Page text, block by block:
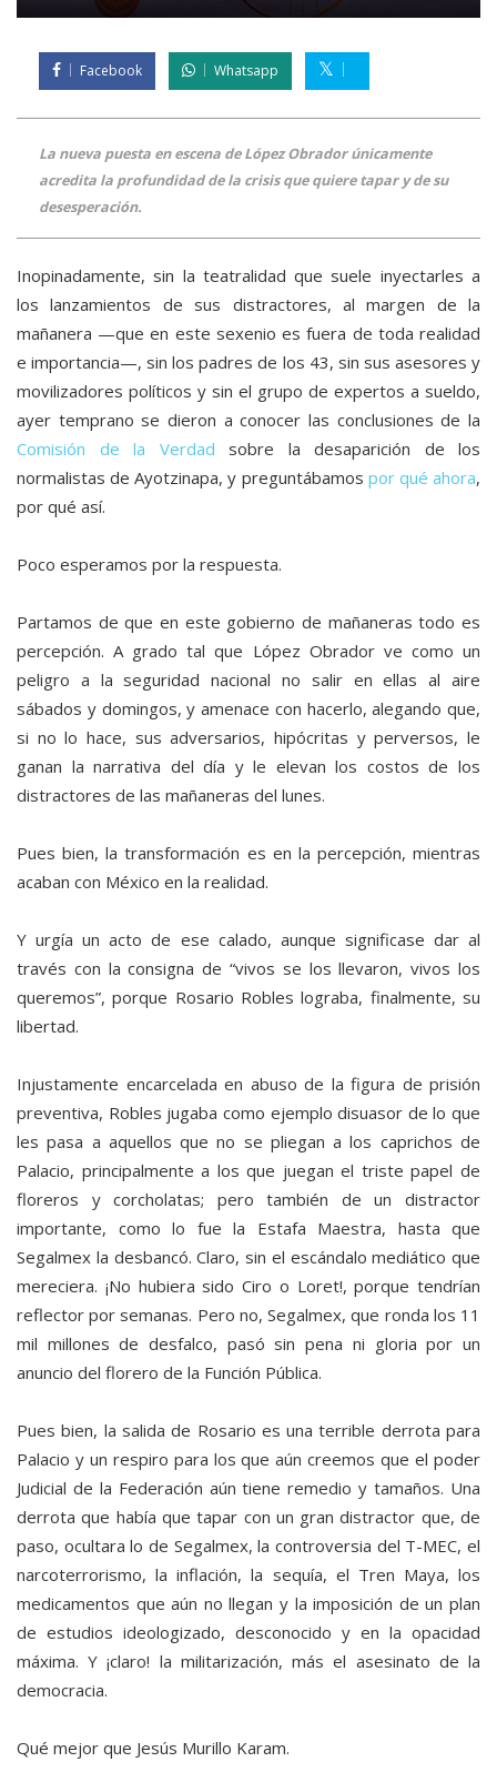
Facebook Whatsapp
La nueva puesta en escena de López Obrador únicamente
acredita la profundidad de la crisis que quiere tapar y de su
desesperación.
Inopinadamente, sin la teatralidad que suele inyectarles a
los lanzamientos de sus distractores, al margen de la
mañanera —que en este sexenio es fuera de toda realidad
e importancia—, sin los padres de los 43, sin sus asesores y
movilizadores políticos y sin el grupo de expertos a sueldo,
ayer temprano se dieron a conocer las conclusiones de la
Comisión de la Verdad sobre la desaparición de los
normalistas de Ayotzinapa, y preguntábamos por qué ahora,
por qué así.
Poco esperamos por la respuesta.
Partamos de que en este gobierno de mañaneras todo es
percepción. A grado tal que López Obrador ve como un
peligro a la seguridad nacional no salir en ellas al aire
sábados y domingos, y amenace con hacerlo, alegando que,
si no lo hace, sus adversarios, hipócritas y perversos, le
ganan la narrativa del día y le elevan los costos de los
distractores de las mañaneras del lunes.
Pues bien, la transformación es en la percepción, mientras
acaban con México en la realidad.
Y urgía un acto de ese calado, aunque significase dar al
través con la consigna de “vivos se los llevaron, vivos los
queremos”, porque Rosario Robles lograba, finalmente, su
libertad.
Injustamente encarcelada en abuso de la figura de prisión
preventiva, Robles jugaba como ejemplo disuasor de lo que
les pasa a aquellos que no se pliegan a los caprichos de
Palacio, principalmente a los que juegan el triste papel de
floreros y corcholatas; pero también de un distractor
importante, como lo fue la Estafa Maestra, hasta que
Segalmex la desbancó. Claro, sin el escándalo mediático que
mereciera. ¡No hubiera sido Ciro o Loret!, porque tendrían
reflector por semanas. Pero no, Segalmex, que ronda los 11
mil millones de desfalco, pasó sin pena ni gloria por un
anuncio del florero de la Función Pública.
Pues bien, la salida de Rosario es una terrible derrota para
Palacio y un respiro para los que aún creemos que el poder
Judicial de la Federación aún tiene remedio y tamaños. Una
derrota que había que tapar con un gran distractor que, de
paso, ocultara lo de Segalmex, la controversia del T-MEC, el
narcoterrorismo, la inflación, la sequía, el Tren Maya, los
medicamentos que aún no llegan y la imposición de un plan
de estudios ideologizado, desconocido y en la opacidad
máxima. Y ¡claro! la militarización, más el asesinato de la
democracia.
Qué mejor que Jesús Murillo Karam.